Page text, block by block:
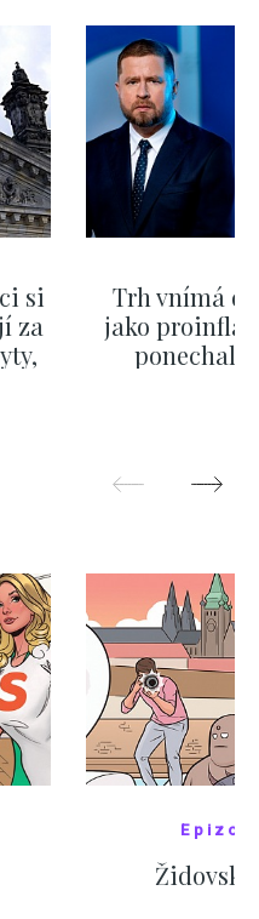
si
za
Trh vnímá
jako
ponechali